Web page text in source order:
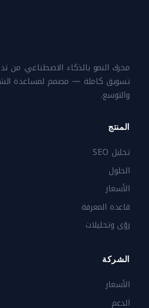
تسويق كاملة — مصمم لمساعدة
والتوسع.
المنتج
تحليل SEO
الحلول
الأسعار
قاعدة المعرفة
رؤى وتحليلات
الشركة
الأسعار
الدعم